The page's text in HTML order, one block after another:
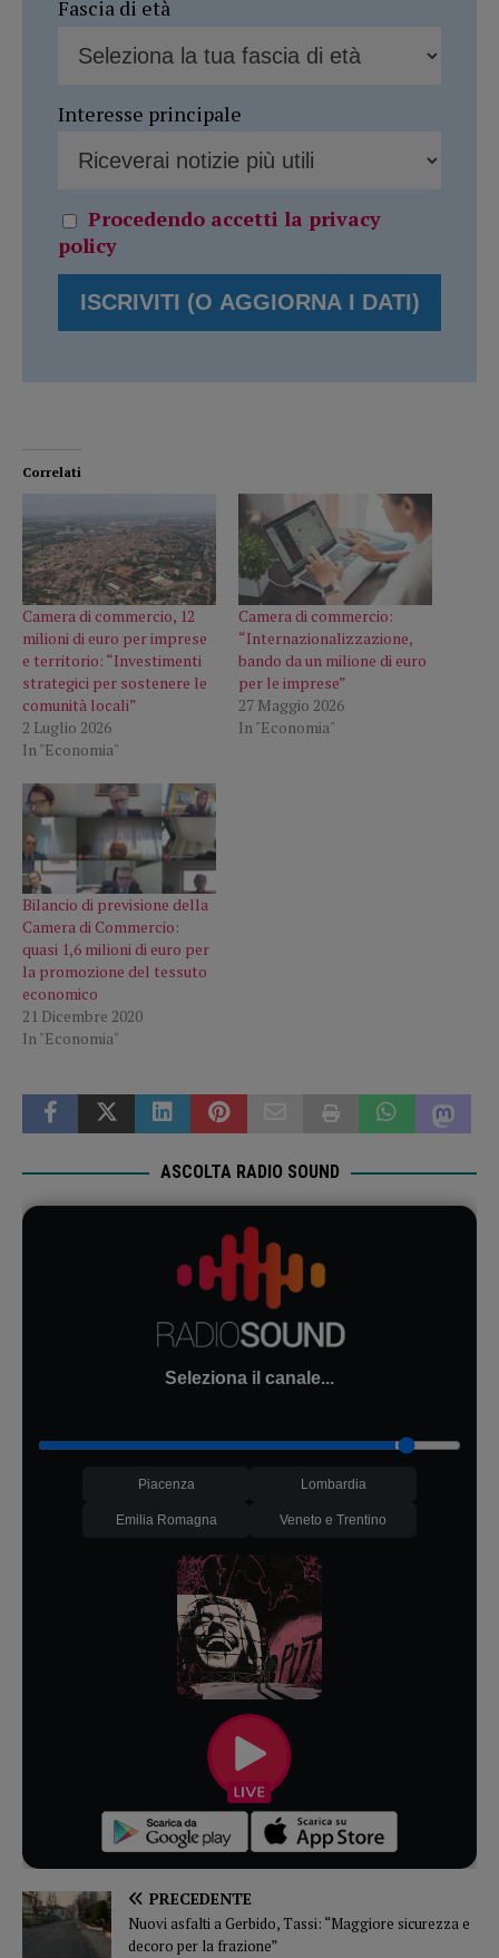
Fascia di età
Interesse principale
Procedendo accetti la privacy
policy
Correlati
Camera di commercio, 12
milioni di euro per imprese
e territorio: “Investimenti
strategici per sostenere le
comunità locali”
2 Luglio 2026
In "Economia"
Camera di commercio:
“Internazionalizzazione,
bando da un milione di euro
per le imprese”
27 Maggio 2026
In "Economia"
Bilancio di previsione della
Camera di Commercio:
quasi 1,6 milioni di euro per
la promozione del tessuto
economico
21 Dicembre 2020
In "Economia"
ASCOLTA RADIO SOUND
Seleziona il canale...
Piacenza Lombardia
Emilia Romagna Veneto e Trentino
PRECEDENTE
Nuovi asfalti a Gerbido, Tassi: “Maggiore sicurezza e
decoro per la frazione”